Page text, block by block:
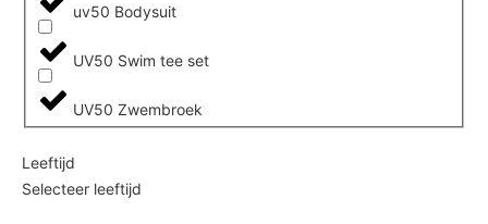
uv50 Bodysuit
UV50 Swim tee set
UV50 Zwembroek
Leeftijd
Selecteer leeftijd